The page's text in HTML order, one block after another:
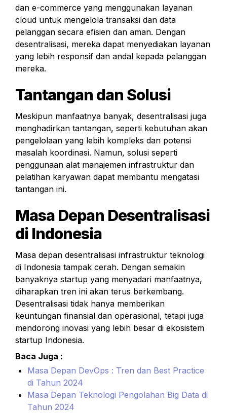
dan e-commerce yang menggunakan layanan
cloud untuk mengelola transaksi dan data
pelanggan secara efisien dan aman. Dengan
desentralisasi, mereka dapat menyediakan layanan
yang lebih responsif dan andal kepada pelanggan
mereka.
Tantangan dan Solusi
Meskipun manfaatnya banyak, desentralisasi juga
menghadirkan tantangan, seperti kebutuhan akan
pengelolaan yang lebih kompleks dan potensi
masalah koordinasi. Namun, solusi seperti
penggunaan alat manajemen infrastruktur dan
pelatihan karyawan dapat membantu mengatasi
tantangan ini.
Masa Depan Desentralisasi
di Indonesia
Masa depan desentralisasi infrastruktur teknologi
di Indonesia tampak cerah. Dengan semakin
banyaknya startup yang menyadari manfaatnya,
diharapkan tren ini akan terus berkembang.
Desentralisasi tidak hanya memberikan
keuntungan finansial dan operasional, tetapi juga
mendorong inovasi yang lebih besar di ekosistem
startup Indonesia.
Baca Juga :
Masa Depan DevOps : Tren dan Best Practice
di Tahun 2024
Masa Depan Teknologi Pengolahan Big Data di
Tahun 2024